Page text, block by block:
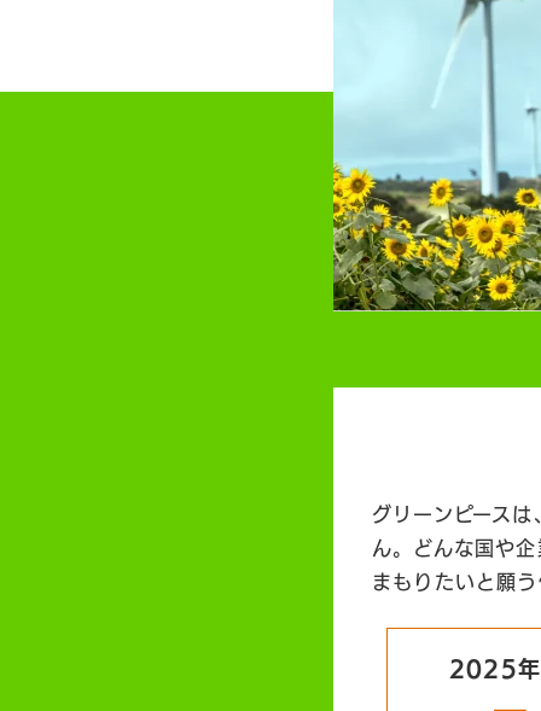
グリーンピース
ん。どんな国や
まもりたいと願う
2025年